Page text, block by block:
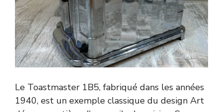
Le Toastmaster 1B5, fabriqué dans les années
1940, est un exemple classique du design Art